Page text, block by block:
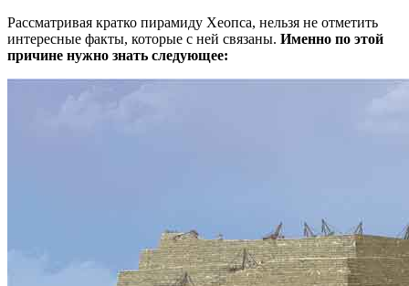
Рассматривая кратко пирамиду Хеопса, нельзя не отметить
интересные факты, которые с ней связаны. Именно по этой
причине нужно знать следующее: